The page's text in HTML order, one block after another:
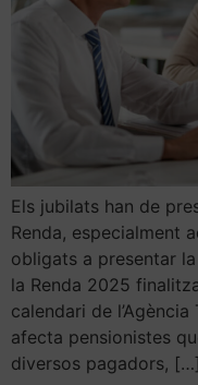
Els jubilats han de
Renda, especialment
obligats a presentar
la Renda 2025
calendari de
afecta pensionistes
diversos pagadors, […]